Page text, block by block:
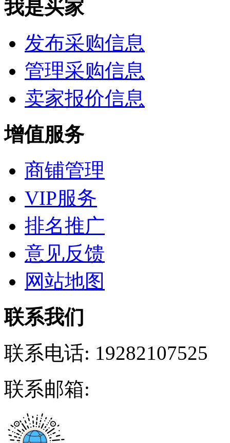
我是买家
发布采购信息
管理采购信息
卖家报价信息
增值服务
商铺管理
VIP服务
排名推广
意见反馈
网站地图
联系我们
联系电话: 19282107525
联系邮箱: